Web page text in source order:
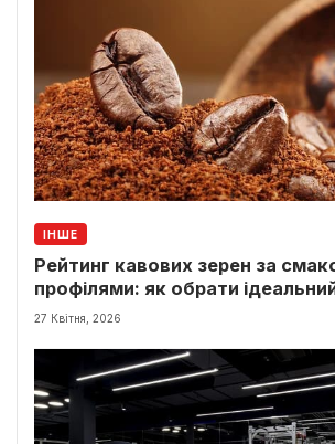
ІНШЕ
Рейтинг кавових зерен за
профілями: як обрати
27 Квітня, 2026